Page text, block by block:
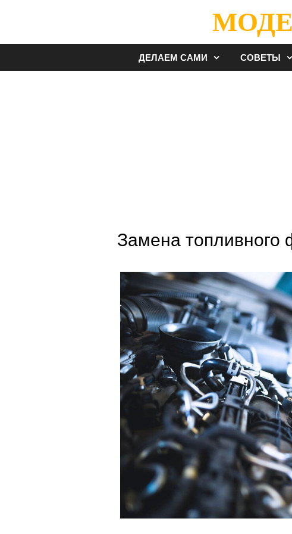
ДЕЛАЕМ САМИ СОВЕТЫ
Замена топливного